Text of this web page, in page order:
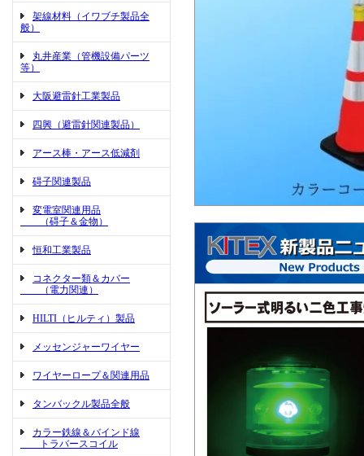
架線材料（イワブチ製品全
般）
丸井産業（管機設備パーツ
等）
大阪避雷針工業製品
四興（避雷針関連製品）
アース棒・アース低減剤
碍子関連製品
変電室関連用品
（碍子＆金物）
恒和工業製品
コネクター類＆カバー
（電力関連）
HILTI（ヒルティ）製品
メッセンジャーワイヤー
ワイヤーロープ＆関連用品
タンバックル製品全般
カラー鉄線＆バインド線
トラバースコイル